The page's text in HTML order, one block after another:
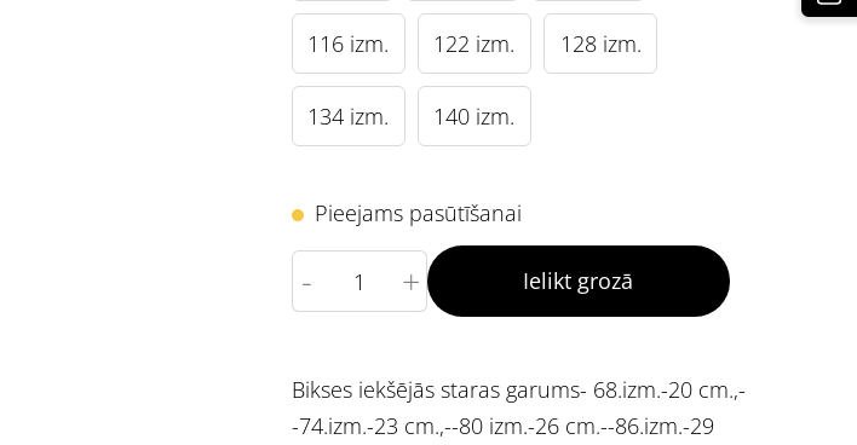
116 izm. 122 izm. 128 izm.
134 izm. 140 izm.
Pieejams pasūtīšanai
- + Ielikt grozā
Bikses iekšējās staras garums- 68.izm.-20 cm.,-
-74.izm.-23 cm.,--80 izm.-26 cm.--86.izm.-29